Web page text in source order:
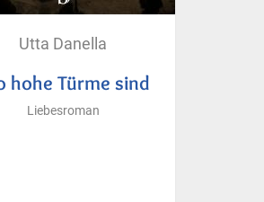
Utta Danella
hohe Türme sind
Liebesroman